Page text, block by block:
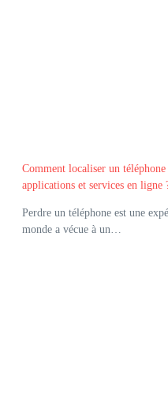
Comment localiser un
applications et services en ligne
Perdre un téléphone est une
monde a vécue à un…